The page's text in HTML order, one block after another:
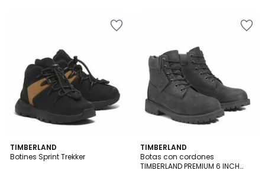
TIMBERLAND
Botines Sprint Trekker
TIMBERLAND
Botas con cordones
TIMBERLAND PREMIUM 6 INCH
4,8
/ 5